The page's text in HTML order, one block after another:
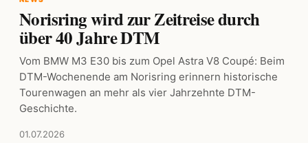
Norisring wird zur Zeitreise durch
über 40 Jahre DTM
Vom BMW M3 E30 bis zum Opel Astra V8 Coupé: Beim
DTM-Wochenende am Norisring erinnern historische
Tourenwagen an mehr als vier Jahrzehnte DTM-
Geschichte.
01.07.2026